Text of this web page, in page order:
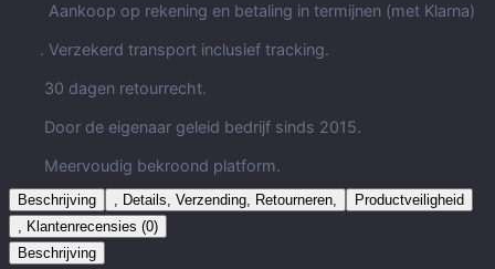
Aankoop op rekening en betaling in termijnen (met Klarna)
. Verzekerd transport inclusief tracking.
30 dagen retourrecht.
Door de eigenaar geleid bedrijf sinds 2015.
Meervoudig bekroond platform.
Beschrijving , Details, Verzending, Retourneren,
Productveiligheid
, Klantenrecensies (0)
Beschrijving